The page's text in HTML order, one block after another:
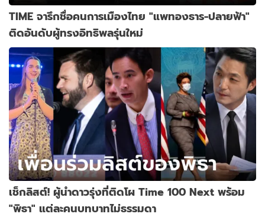
TIME จารึกชื่อคนการเมืองไทย "แพทองธาร-ปลายฟ้า"
ติดอันดับผู้ทรงอิทธิพลรุ่นใหม่
เช็กลิสต์! ผู้นำดาวรุ่งที่ติดโผ Time 100 Next พร้อม
"พิธา" แต่ละคนบทบาทไม่ธรรมดา